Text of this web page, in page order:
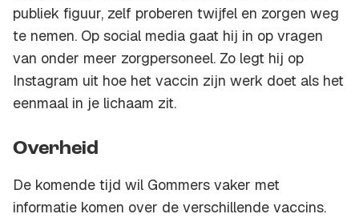
publiek figuur, zelf proberen twijfel en zorgen weg
te nemen. Op social media gaat hij in op vragen
van onder meer zorgpersoneel. Zo legt hij op
Instagram uit hoe het vaccin zijn werk doet als het
eenmaal in je lichaam zit.
Overheid
De komende tijd wil Gommers vaker met
informatie komen over de verschillende vaccins.